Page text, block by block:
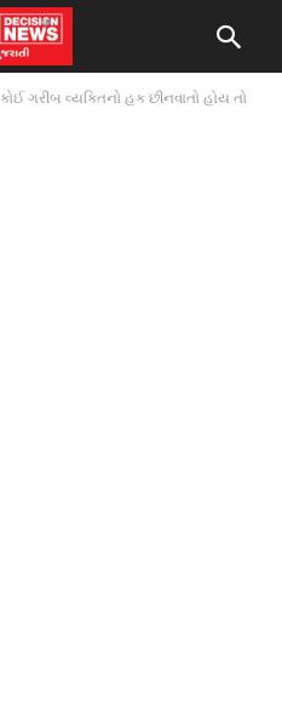
કોઈ ગરીબ વ્યક્તિનો હક છીનવાતો હોય તો